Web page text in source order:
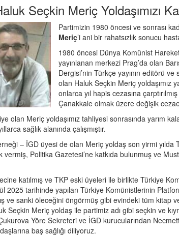
Seçkin Meriç Yoldaşımızı
Partimizin 1980 öncesi ve sonrası
Meriç’i ani bir rahatsızlık sonucu
1980 öncesi Dünya Komünist
yayınlanan merkezi Prag’da olan
Dergisi’nin Türkçe yayının editörü
olan Haluk Seçkin Meriç yoldaşımız
onlarca yıl hapis cezasına
Çanakkale olmak üzere değişik
olan Meriç yoldaşımız tahliyesi sonrasında yarım
sağlık alanında çalışmıştır.
– İGD üyesi de olan Meriç yoldaş son yirmi yılda
vermiş, Politika Gazetesi’ne katkıda bulunmuş ve
katılmış ve TKP eski üyeleri ile birlikte Türkiye
2025 tarihinde yapılan Türkiye Komünistlerinin
ve sanki öleceğini öngörmüş gibi evindeki tüm kitap
Seçkin Meriç yoldaş ile partimiz adı gibi seçkin ve
Yöre Sekreteri ve İGD kurucularından
baş sağlığı diliyoruz.